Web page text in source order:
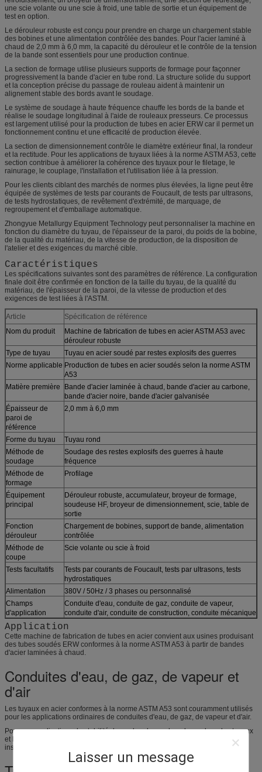
Laisser un message
une scie volante ou une scie à froid, une table de sortie et un équipement de
test en option.
Le dérouleur robuste est conçu pour prendre en charge un chargement stable
des bobines et une alimentation contrôlée des bandes. Pour l'acier laminé à
chaud de 2,0 mm à 6,0 mm, la capacité du dérouleur et le contrôle de la tension
de la bande sont essentiels pour une production continue.
La section de formage utilise plusieurs supports de formage pour façonner
progressivement la bande d'acier en tube rond. La structure solide du support
et la conception précise du passage de rouleau aident à maintenir un
alignement stable des bords avant le soudage.
Le système de soudage à haute fréquence chauffe les bords de la bande et
réalise le soudage longitudinal à l'aide de rouleaux presseurs. Ce processus
est largement utilisé pour la production de tubes en acier ERW car il permet un
fonctionnement continu et une efficacité de production élevée.
La section de dimensionnement contrôle le diamètre extérieur final, la rondeur
et la rectitude. Pour les applications de tuyaux liées à la norme ASTM A53, cette
section contribue à améliorer la cohérence des tuyaux pour le filetage, le
rainurage, le couplage, l'installation et l'utilisation liée à la pression.
Pour les clients ciblant des marchés de normes plus élevées, la ligne peut être
équipée de systèmes de tests par courants de Foucault, de tests par ultrasons,
de tests hydrostatiques, de revêtement d'extrémité, de marquage, de
regroupement et d'emballage automatique.
Zhongyue Metallurgy Equipment Technology peut personnaliser la machine en
fonction du diamètre du tuyau, de l'épaisseur de la paroi, du poids de la bobine,
de la qualité du matériau, de la vitesse de production, de la disposition de
l'atelier et des exigences du marché cible.
Caractéristiques
Les spécifications suivantes sont des paramètres de référence. La configuration
finale doit être confirmée en fonction de la taille du tuyau, de la qualité du
matériau, de l'épaisseur de la paroi, de la vitesse de production et des
exigences de test liées à l'ASTM.
Article
Spécification de référence
Nom du produit
Machine de fabrication de tubes en acier ASTM A53 avec
dérouleur robuste
Type de tuyau
Tuyau en acier soudé par restes explosifs des guerres
Norme applicable Production de tubes en acier soudés selon la norme ASTM
A53
Matière première
Bande d'acier laminée à chaud, bande d'acier au carbone,
bande d'acier noire, bande d'acier galvanisée
Épaisseur de
paroi de
référence
2,0 mm à 6,0 mm
Forme du tuyau
Tuyau rond
Méthode de
soudage
Soudage des restes explosifs des guerres à haute
fréquence
Méthode de
formage
Profilage
Équipement
principal
Dérouleur robuste, accumulateur, broyeur de formage,
soudeuse HF, broyeur de dimensionnement, scie, table de
sortie
Fonction
dérouleur
Chargement de bobines, support de bande, alimentation
contrôlée
Méthode de
coupe
Scie volante ou scie à froid
Tests facultatifs
Tests par courants de Foucault, tests par ultrasons, tests
hydrostatiques
Alimentation
380V / 50Hz / 3 phases ou personnalisé
Champs
d'application
Conduite d'eau, conduite de gaz, conduite de vapeur,
conduite d'air, conduite de construction, conduite mécanique
Application
Cette machine de fabrication de tubes en acier convient aux usines produisant
des tubes soudés ERW conformes à la norme ASTM A53 à partir de bandes
d'acier laminées à chaud.
Conduites d'eau, de gaz, de vapeur et
d'air
Les tuyaux en acier conformes à la norme ASTM A53 sont couramment utilisés
pour les applications ordinaires de conduites d'eau, de gaz, de vapeur et d'air.
Pour ces applications, la stabilité du cordon de soudure, la rondeur des tuyaux
et le contrôle dimensionnel sont importants pour une connexion sûre et une
installation fiable.